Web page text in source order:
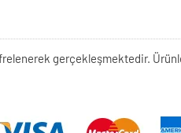
gerçekleşmektedir.